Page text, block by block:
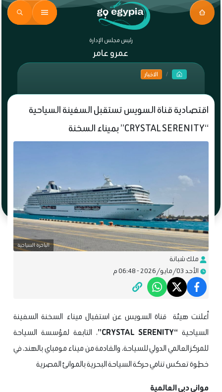
رئيس مجلس الإدارة
عمرو عامر
الاخبار
اقتصادية قناة السويس تستقبل السفينة السياحية
“CRYSTAL SERENITY” بميناء السخنة
الباخرة السياحية
ملك شبانة
الأحد 03/مايو/2026 - 06:48 م
أعلنت هيئة قناة السويس عن استقبال ميناء السخنة السفينة
السياحية “CRYSTAL SERENITY”
، التابعة لمؤسسة السياحة
للمركز العالمي الدولي للسياحة، والقادمة من ميناء مومباي بالهند، في
خطوة تعكس تنامي حركة السياحة البحرية بالموانئ المصرية
مواني دبي العالمية